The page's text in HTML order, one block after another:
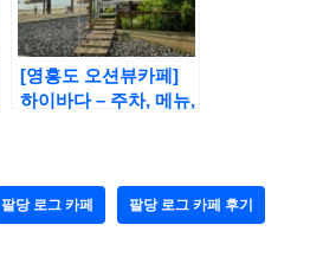
[영흥도 오션뷰카페]
하이바다 – 주차, 메뉴,
팔당 로그 카페 팔당 로그 카페 후기